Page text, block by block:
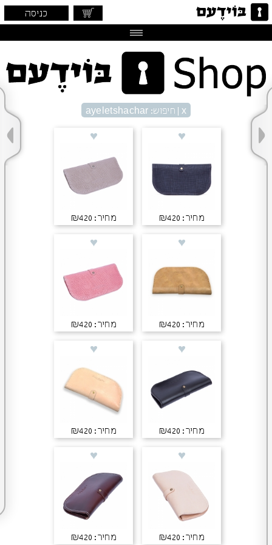
כניסה
x| חיפוש: ayeletshachar
מחיר: ₪420 מחיר: ₪420
מחיר: ₪420 מחיר: ₪420
מחיר: ₪420 מחיר: ₪420
מחיר: ₪420 מחיר: ₪420